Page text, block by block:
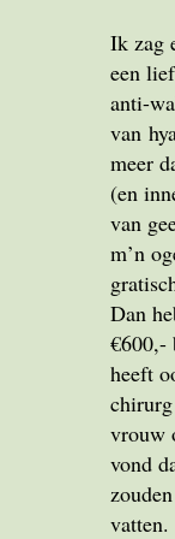
Ik zag
een
anti-
van
meer
(en
van
m’n
Dan
€600,-
heeft
vrouw
vond
vatten.